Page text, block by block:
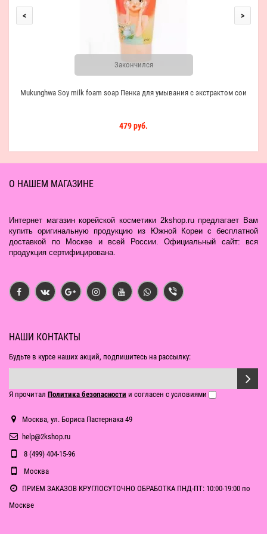
Закончился
Mukunghwa Soy milk foam soap Пенка для умывания с экстрактом сои
479 руб.
< >
О НАШЕМ МАГАЗИНЕ
Интернет магазин корейской косметики 2kshop.ru предлагает Вам
купить оригинальную продукцию из Южной Кореи с бесплатной
доставкой по Москве и всей России. Официальный сайт: вся
продукция сертифицирована.
НАШИ КОНТАКТЫ
Будьте в курсе наших акций, подпишитесь на рассылку:
Я прочитал Политика безопасности и согласен с условиями
Москва, ул. Бориса Пастернака 49
help@2kshop.ru
8 (499) 404-15-96
Москва
ПРИЕМ ЗАКАЗОВ КРУГЛОСУТОЧНО ОБРАБОТКА ПНД-ПТ: 10:00-19:00 по
Москве